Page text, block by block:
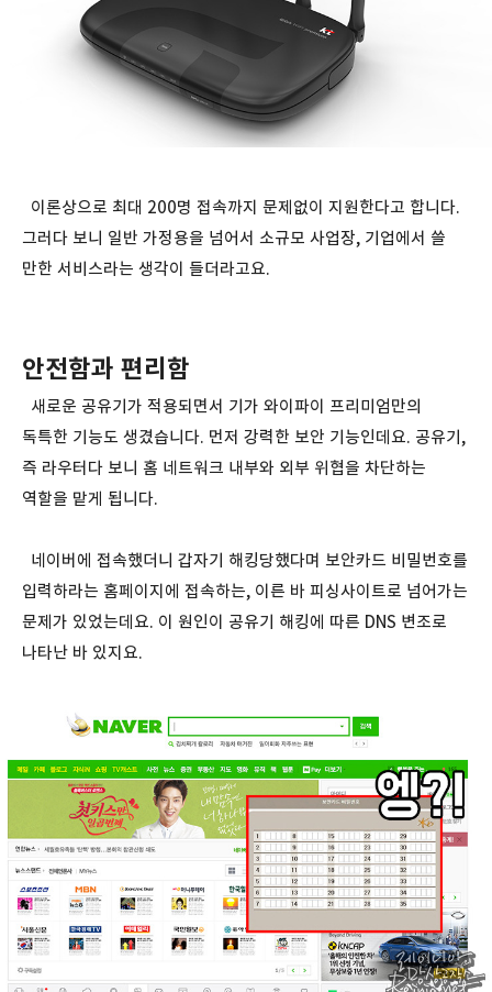
이론상으로 최대 200명 접속까지 문제없이 지원한다고 합니다.
그러다 보니 일반 가정용을 넘어서 소규모 사업장, 기업에서 쓸
만한 서비스라는 생각이 들더라고요.
안전함과 편리함
새로운 공유기가 적용되면서 기가 와이파이 프리미엄만의
독특한 기능도 생겼습니다. 먼저 강력한 보안 기능인데요. 공유기,
즉 라우터다 보니 홈 네트워크 내부와 외부 위협을 차단하는
역할을 맡게 됩니다.
네이버에 접속했더니 갑자기 해킹당했다며 보안카드 비밀번호를
입력하라는 홈페이지에 접속하는, 이른 바 피싱사이트로 넘어가는
문제가 있었는데요. 이 원인이 공유기 해킹에 따른 DNS 변조로
나타난 바 있지요.